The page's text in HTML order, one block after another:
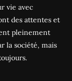
vie avec
des attentes et
pleinement
la société, mais